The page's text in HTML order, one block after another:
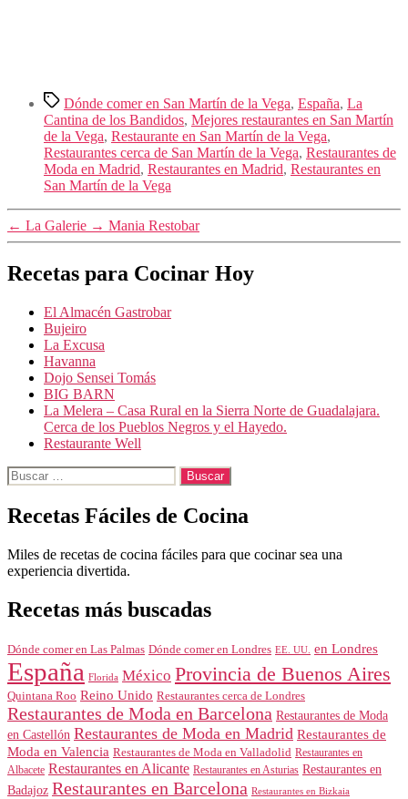
Etiquetas
Dónde comer en San Martín de la Vega, España, La
Cantina de los Bandidos, Mejores restaurantes en San Martín
de la Vega, Restaurante en San Martín de la Vega,
Restaurantes cerca de San Martín de la Vega, Restaurantes de
Moda en Madrid, Restaurantes en Madrid, Restaurantes en
San Martín de la Vega
← La Galerie → Mania Restobar
Recetas para Cocinar Hoy
El Almacén Gastrobar
Bujeiro
La Excusa
Havanna
Dojo Sensei Tomás
BIG BARN
La Melera – Casa Rural en la Sierra Norte de Guadalajara.
Cerca de los Pueblos Negros y el Hayedo.
Restaurante Well
Buscar:
Recetas Fáciles de Cocina
Miles de recetas de cocina fáciles para que cocinar sea una
experiencia divertida.
Recetas más buscadas
Dónde comer en Las Palmas Dónde comer en Londres EE. UU. en Londres
España Florida México Provincia de Buenos Aires
Quintana Roo Reino Unido Restaurantes cerca de Londres
Restaurantes de Moda en Barcelona Restaurantes de Moda
en Castellón Restaurantes de Moda en Madrid Restaurantes de
Moda en Valencia Restaurantes de Moda en Valladolid Restaurantes en
Albacete Restaurantes en Alicante Restaurantes en Asturias Restaurantes en
Badajoz Restaurantes en Barcelona Restaurantes en Bizkaia